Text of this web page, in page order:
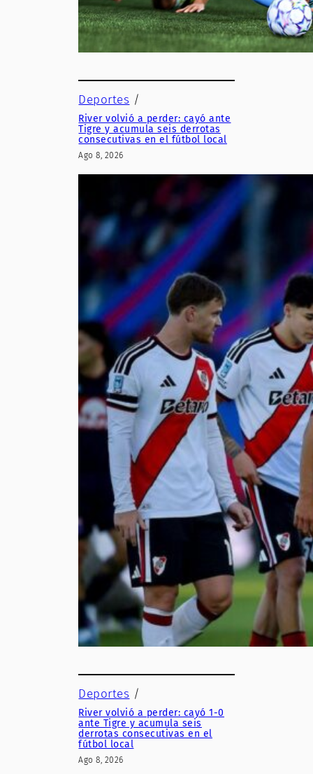
Deportes /
River volvió a perder: cayó ante
Tigre y acumula seis derrotas
consecutivas en el fútbol local
Ago 8, 2026
Deportes /
River volvió a perder: cayó 1-0
ante Tigre y acumula seis
derrotas consecutivas en el
fútbol local
Ago 8, 2026